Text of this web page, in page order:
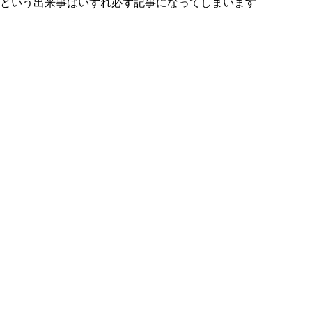
いう出来事はいずれ必ず記事になってしまいます